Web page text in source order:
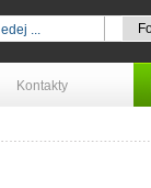
Kontakty